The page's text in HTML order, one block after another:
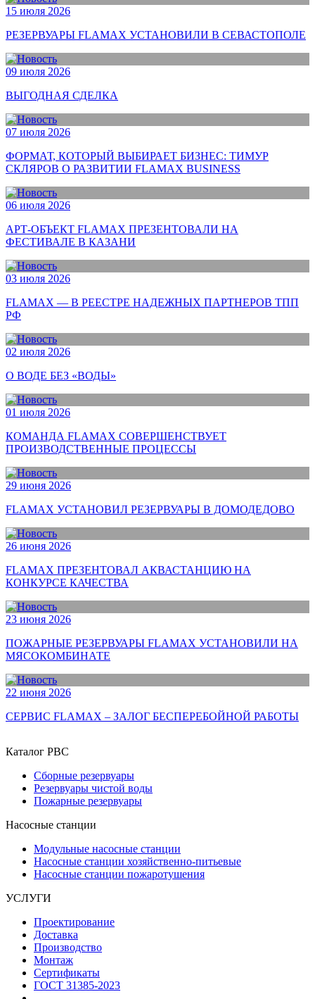
15 июля 2026
РЕЗЕРВУАРЫ FLAMAX УСТАНОВИЛИ В СЕВАСТОПОЛЕ
09 июля 2026
ВЫГОДНАЯ СДЕЛКА
07 июля 2026
ФОРМАТ, КОТОРЫЙ ВЫБИРАЕТ БИЗНЕС: ТИМУР
СКЛЯРОВ О РАЗВИТИИ FLAMAX BUSINESS
06 июля 2026
АРТ-ОБЪЕКТ FLAMAX ПРЕЗЕНТОВАЛИ НА
ФЕСТИВАЛЕ В КАЗАНИ
03 июля 2026
FLAMAX — В РЕЕСТРЕ НАДЕЖНЫХ ПАРТНЕРОВ ТПП
РФ
02 июля 2026
О ВОДЕ БЕЗ «ВОДЫ»
01 июля 2026
КОМАНДА FLAMAX СОВЕРШЕНСТВУЕТ
ПРОИЗВОДСТВЕННЫЕ ПРОЦЕССЫ
29 июня 2026
FLAMAX УСТАНОВИЛ РЕЗЕРВУАРЫ В ДОМОДЕДОВО
26 июня 2026
FLAMAX ПРЕЗЕНТОВАЛ АКВАСТАНЦИЮ НА
КОНКУРСЕ КАЧЕСТВА
23 июня 2026
ПОЖАРНЫЕ РЕЗЕРВУАРЫ FLAMAX УСТАНОВИЛИ НА
МЯСОКОМБИНАТЕ
22 июня 2026
СЕРВИС FLAMAX – ЗАЛОГ БЕСПЕРЕБОЙНОЙ РАБОТЫ
Каталог РВС
Сборные резервуары
Резервуары чистой воды
Пожарные резервуары
Насосные станции
Модульные насосные станции
Насосные станции хозяйственно-питьевые
Насосные станции пожаротушения
УСЛУГИ
Проектирование
Доставка
Производство
Монтаж
Сертификаты
ГОСТ 31385-2023